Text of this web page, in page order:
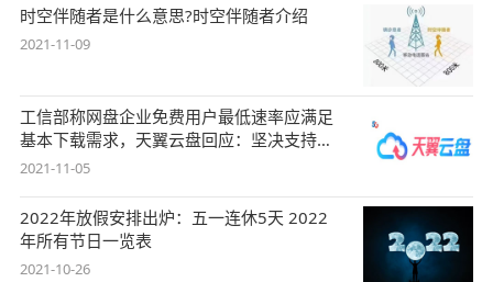
时空伴随者是什么意思?时空伴随者介绍
2021-11-09
工信部称网盘企业免费用户最低速率应满足
基本下载需求，天翼云盘回应：坚决支持，
始终
2021-11-05
2022年放假安排出炉：五一连休5天 2022
年所有节日一览表
2021-10-26